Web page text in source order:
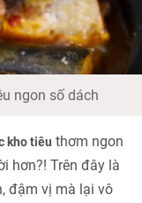
ngon số dách
kho tiêu thơm ngon
hơn?! Trên đây là
đậm vị mà lại vô